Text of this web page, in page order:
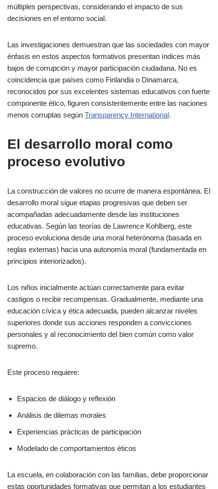
múltiples perspectivas, considerando el impacto de sus
decisiones en el entorno social.
Las investigaciones demuestran que las sociedades con mayor
énfasis en estos aspectos formativos presentan índices más
bajos de corrupción y mayor participación ciudadana. No es
coincidencia que países como Finlandia o Dinamarca,
reconocidos por sus excelentes sistemas educativos con fuerte
componente ético, figuren consistentemente entre las naciones
menos corruptas según Transparency International.
El desarrollo moral como
proceso evolutivo
La construcción de valores no ocurre de manera espontánea. El
desarrollo moral sigue etapas progresivas que deben ser
acompañadas adecuadamente desde las instituciones
educativas. Según las teorías de Lawrence Kohlberg, este
proceso evoluciona desde una moral heterónoma (basada en
reglas externas) hacia una autonomía moral (fundamentada en
principios interiorizados).
Los niños inicialmente actúan correctamente para evitar
castigos o recibir recompensas. Gradualmente, mediante una
educación cívica y ética adecuada, pueden alcanzar niveles
superiores donde sus acciones responden a convicciones
personales y al reconocimiento del bien común como valor
supremo.
Este proceso requiere:
Espacios de diálogo y reflexión
Análisis de dilemas morales
Experiencias prácticas de participación
Modelado de comportamientos éticos
La escuela, en colaboración con las familias, debe proporcionar
estas oportunidades formativas que permitan a los estudiantes